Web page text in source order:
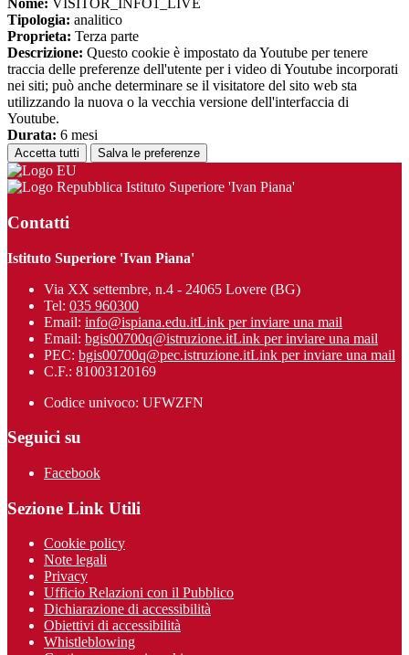
Nome: VISITOR_INFO1_LIVE
Tipologia: analitico
Proprieta: Terza parte
Descrizione: Questo cookie è impostato da Youtube per tenere
traccia delle preferenze dell'utente per i video di Youtube incorporati
nei siti; può anche determinare se il visitatore del sito web sta
utilizzando la nuova o la vecchia versione dell'interfaccia di
Youtube.
Durata: 6 mesi
Accetta tutti Salva le preferenze
Istituto Superiore 'Ivan Piana'
Contatti
Istituto Superiore 'Ivan Piana'
Via XX settembre, n.4 - 24065 Lovere (BG)
Tel: 035 960300
Email: info@ispiana.edu.itLink per inviare una mail
Email: bgis00700q@istruzione.itLink per inviare una mail
PEC: bgis00700q@pec.istruzione.itLink per inviare una mail
C.F.: 81003120169
Codice univoco: UFWZFN
Seguici su
Facebook
Sezione Link Utili
Cookie policy
Note legali
Privacy
Ufficio Relazioni con il Pubblico
Dichiarazione di accessibilità
Obiettivi di accessibilità
Whistleblowing